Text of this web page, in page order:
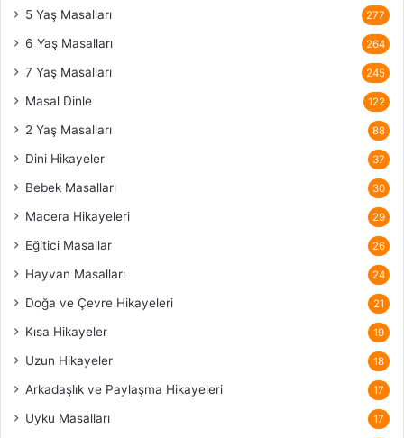
5 Yaş Masalları 277
6 Yaş Masalları 264
7 Yaş Masalları 245
Masal Dinle 122
2 Yaş Masalları 88
Dini Hikayeler 37
Bebek Masalları 30
Macera Hikayeleri 29
Eğitici Masallar 26
Hayvan Masalları 24
Doğa ve Çevre Hikayeleri 21
Kısa Hikayeler 19
Uzun Hikayeler 18
Arkadaşlık ve Paylaşma Hikayeleri 17
Uyku Masalları 17